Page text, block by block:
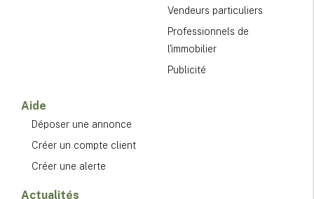
Vendeurs particuliers
Professionnels de
l'immobilier
Publicité
Aide
Déposer une annonce
Créer un compte client
Créer une alerte
Actualités